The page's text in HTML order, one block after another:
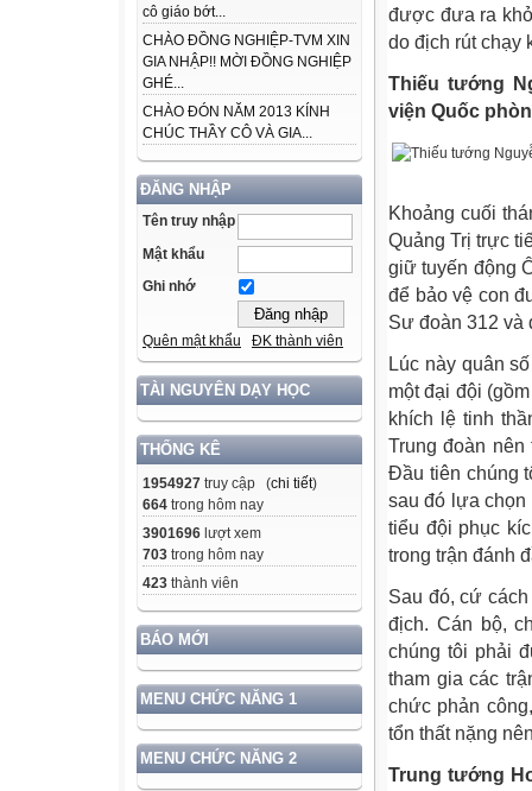
cô giáo bớt...
CHÀO ĐỒNG NGHIỆP-TVM XIN
GIA NHẬP!! MỜI ĐỒNG NGHIỆP
GHÉ...
CHÀO ĐÓN NĂM 2013 KÍNH
CHÚC THẦY CÔ VÀ GIA...
ĐĂNG NHẬP
Tên truy nhập
Mật khẩu
Ghi nhớ
Quên mật khẩu ĐK thành viên
TÀI NGUYÊN DẠY HỌC
THỐNG KÊ
1954927 truy cập (chi tiết)
664 trong hôm nay
3901696 lượt xem
703 trong hôm nay
423 thành viên
BÁO MỚI
MENU CHỨC NĂNG 1
MENU CHỨC NĂNG 2
được đưa ra
do địch rút chạy
Thiếu tướng
viện Quốc
Khoảng cuối
Quảng Trị trực
giữ tuyến động
để bảo vệ con
Sư đoàn 312 và
Lúc này quân
một đại đội
khích lệ tinh
Trung đoàn
Đầu tiên chúng
sau đó lựa chọn
tiểu đội phục
trong trận đánh
Sau đó, cứ
địch. Cán bộ,
chúng tôi phải
tham gia các
chức phản
tổn thất nặng
Trung tướng